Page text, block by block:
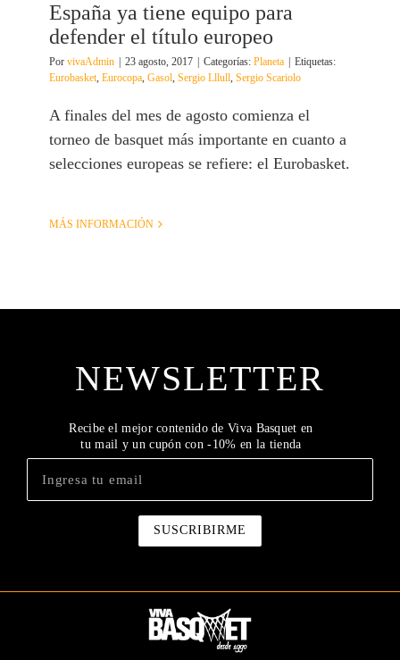
España ya tiene equipo para
defender el título europeo
Por vivaAdmin 23 agosto, 2017 Categorías: Planeta
Etiquetas:
Eurobasket, Eurocopa, Gasol, Sergio Lllull, Sergio Scariolo
A finales del mes de agosto comienza el
torneo de basquet más importante en cuanto a
selecciones europeas se refiere: el Eurobasket.
MÁS INFORMACIÓN
NEWSLETTER
Recibe el mejor contenido de Viva Basquet en
tu mail y un cupón con -10% en la tienda